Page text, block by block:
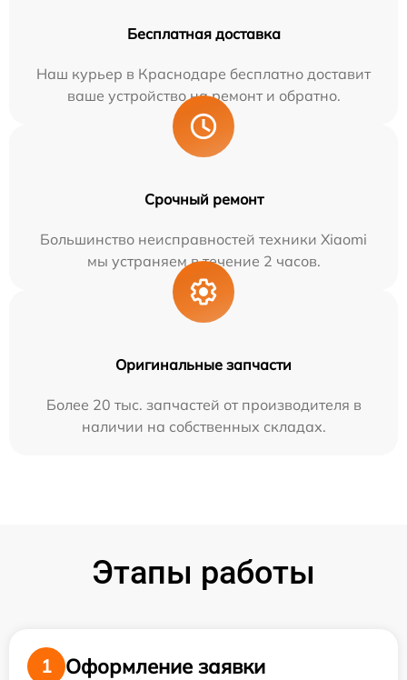
Бесплатная доставка
Наш курьер в Краснодаре бесплатно доставит
ваше устройство на ремонт и обратно.
Срочный ремонт
Большинство неисправностей техники Xiaomi
мы устраняем в течение 2 часов.
Оригинальные запчасти
Более 20 тыс. запчастей от производителя в
наличии на собственных складах.
Этапы работы
1
Оформление заявки